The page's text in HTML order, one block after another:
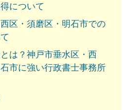
について
区・須磨区・明石市での
は？神戸市垂水区・西
市に強い行政書士事務所